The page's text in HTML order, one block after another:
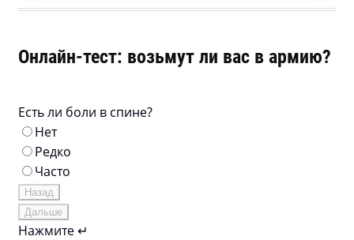
Онлайн-тест: возьмут ли вас в армию?
Есть ли боли в спине?
Нет
Редко
Часто
Назад
Дальше
Нажмите ↵